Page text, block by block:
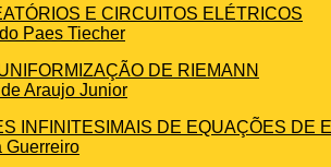
E CIRCUITOS ELÉTRICOS
Paes Tiecher
DE RIEMANN
Araujo Junior
INFINITESIMAIS DE EQUAÇÕES DE
Guerreiro